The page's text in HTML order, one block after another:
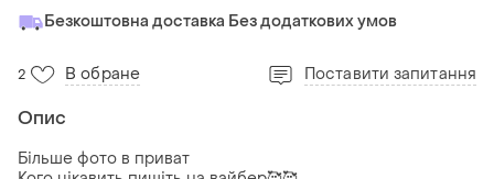
Безкоштовна доставка Без додаткових умов
2 В обране Поставити запитання
Опис
Більше фото в приват